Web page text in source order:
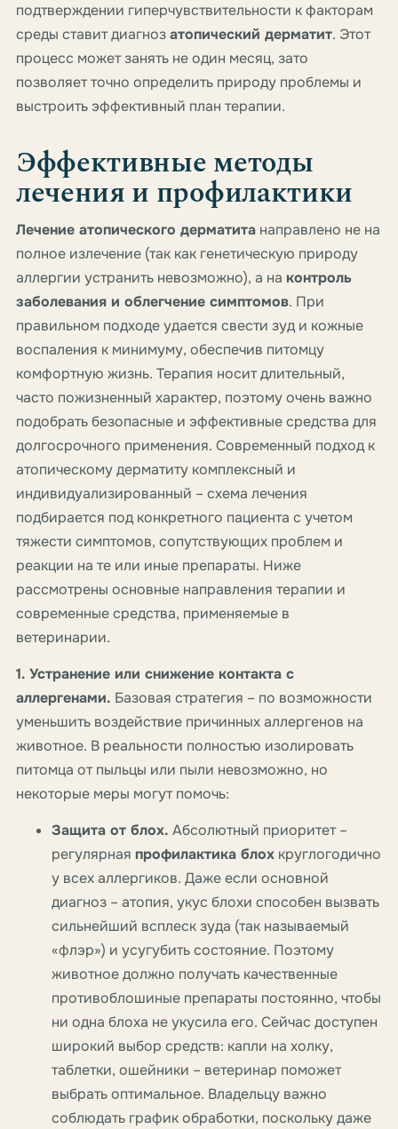
подтверждении гиперчувствительности к факторам
среды ставит диагнозатопический дерматит. Этот
процесс может занять не один месяц, зато
позволяет точно определить природу проблемы и
выстроить эффективный план терапии.
Эффективные методы
лечения и профилактики
Лечение атопического дерматита направлено не на
полное излечение (так как генетическую природу
аллергии устранить невозможно), а на контроль
заболевания и облегчение симптомов. При
правильном подходе удается свести зуд и кожные
воспаления к минимуму, обеспечив питомцу
комфортную жизнь. Терапия носит длительный,
часто пожизненный характер, поэтому очень важно
подобрать безопасные и эффективные средства для
долгосрочного применения. Современный подход к
атопическому дерматиту комплексный и
индивидуализированный – схема лечения
подбирается под конкретного пациента с учетом
тяжести симптомов, сопутствующих проблем и
реакции на те или иные препараты. Ниже
рассмотрены основные направления терапии и
современные средства, применяемые в
ветеринарии.
1. Устранение или снижение контакта с
аллергенами. Базовая стратегия – по возможности
уменьшить воздействие причинных аллергенов на
животное. В реальности полностью изолировать
питомца от пыльцы или пыли невозможно, но
некоторые меры могут помочь:
Защита от блох. Абсолютный приоритет –
регулярная профилактика блох круглогодично
у всех аллергиков. Даже если основной
диагноз – атопия, укус блохи способен вызвать
сильнейший всплеск зуда (так называемый
«флэр») и усугубить состояние. Поэтому
животное должно получать качественные
противоблошиные препараты постоянно, чтобы
ни одна блоха не укусила его. Сейчас доступен
широкий выбор средств: капли на холку,
таблетки, ошейники – ветеринар поможет
выбрать оптимальное. Владельцу важно
соблюдать график обработки, поскольку даже